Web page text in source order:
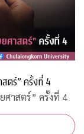
ตร์” ครั้งที่ 4
ศาสตร์” ครั้งที่ 4